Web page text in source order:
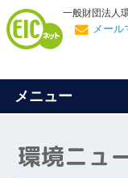
一般財団法人
メール
メニュー
環境ニュ